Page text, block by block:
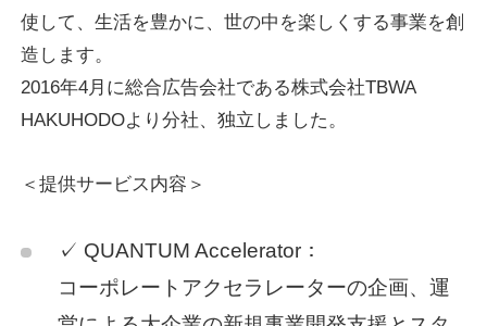
使して、生活を豊かに、世の中を楽しくする事業を創
造します。
2016年4月に総合広告会社である株式会社TBWA
HAKUHODOより分社、独立しました。
＜提供サービス内容＞
✓ QUANTUM Accelerator：
コーポレートアクセラレーターの企画、運